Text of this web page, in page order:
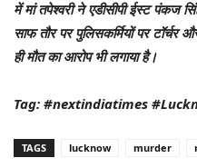
में मां तपेश्वरी ने एडीसीपी ईस्ट पंकज
साफ तौर पर पुलिसकर्मियों पर
ही मौत का आरोप भी लगाया है।
Tag: #nextindiatimes
TAGS lucknow murder